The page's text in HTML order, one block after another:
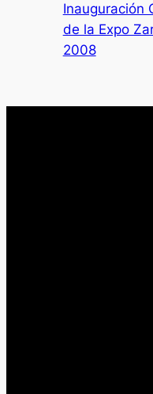
Inauguración
de la Expo
2008